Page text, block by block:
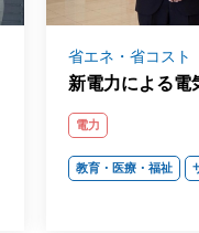
省エネ・省コスト
新電力による電
電力
教育・医療・福祉